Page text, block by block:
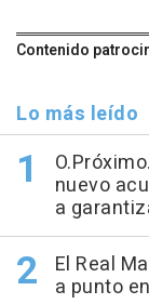
Contenido
Lo más leído
nuevo
a
El Real
a punto